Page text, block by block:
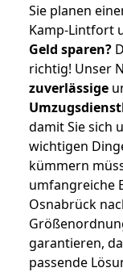
Sie planen
Kamp-Lintfort
Geld sparen?
richtig! Unser
zuverlässige
damit Sie sich
wichtigen
kümmern
umfangreiche
Osnabrück
garantieren,
passende